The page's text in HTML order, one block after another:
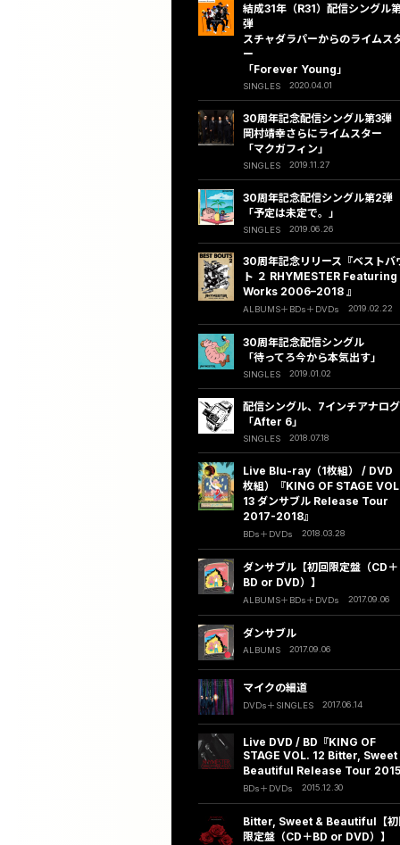
結成31年（R31）配信シングル
弾
スチャダラパーからのライムス
ー
「Forever Young」
SINGLES 2020.04.01
30周年記念配信シングル第3弾
岡村靖幸さらにライムスター
「マクガフィン」
SINGLES 2019.11.27
30周年記念配信シングル第2弾
「予定は未定で。」
SINGLES 2019.06.26
30周年記念リリース『ベストバ
ト ２ RHYMESTER Featuring
Works 2006–2018 』
ALBUMS BDs DVDs 2019.02.22
30周年記念配信シングル
「待ってろ今から本気出す」
SINGLES 2019.01.02
配信シングル、7インチアナログ
「After 6」
SINGLES 2018.07.18
Live Blu-ray（1枚組） / DVD
枚組）『KING OF STAGE
13 ダンサブル Release Tour
2017-2018』
BDs DVDs 2018.03.28
ダンサブル【初回限定盤（CD＋
BD or DVD）】
ALBUMS BDs DVDs 2017.09.06
ダンサブル
ALBUMS 2017.09.06
マイクの細道
DVDs SINGLES 2017.06.14
Live DVD / BD『KING OF
STAGE VOL. 12 Bitter, Sweet
Beautiful Release Tour 2015
BDs DVDs 2015.12.30
Bitter, Sweet & Beautiful【初
限定盤（CD＋BD or DVD）】